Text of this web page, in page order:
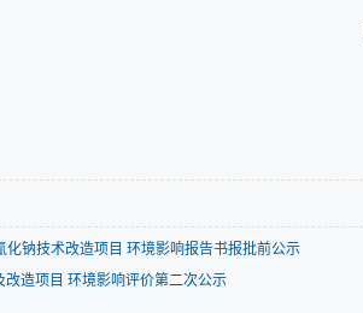
钠技术改造项目 环境影响报告书报批前公示
造项目 环境影响评价第二次公示